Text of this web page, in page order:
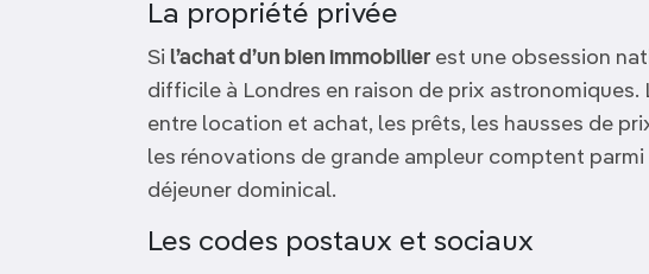
La propriété privée
Si l’achat d’un bien immobilier est une obsession
difficile à Londres en raison de prix astronomiques.
entre location et achat, les prêts, les hausses de
les rénovations de grande ampleur comptent
déjeuner dominical.
Les codes postaux et sociaux